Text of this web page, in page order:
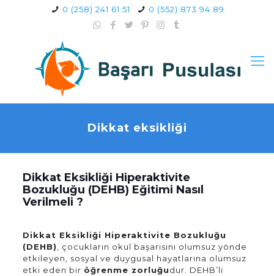
0 (258) 241 61 51 0 (552) 873 94 89
Dikkat eksikliği
Dikkat Eksikliği Hiperaktivite
Bozukluğu (DEHB) Eğitimi Nasıl
Verilmeli ?
Dikkat Eksikliği Hiperaktivite Bozukluğu
(DEHB)
, çocukların okul başarısını olumsuz yönde
etkileyen, sosyal ve duygusal hayatlarına olumsuz
etki eden bir öğrenme zorluğudur. DEHB’li